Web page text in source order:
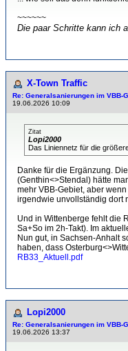
~~~~~~
Die paar Schritte kann ich
X-Town Traffic
Re: Generalsanierungen im VBB-
19.06.2026 10:09
Zitat
Lopi2000
Das Liniennetz für die
Danke für die Ergänzung.
(Genthin<>Stendal) hätte
mehr VBB-Gebiet, aber
irgendwie unvollständig dort
Und in Wittenberge fehlt die
Sa+So im 2h-Takt). Im
Nun gut, in Sachsen-Anhalt
haben, dass
RB33_Aktuell.pdf
Lopi2000
Re: Generalsanierungen im VBB-
19.06.2026 13:37